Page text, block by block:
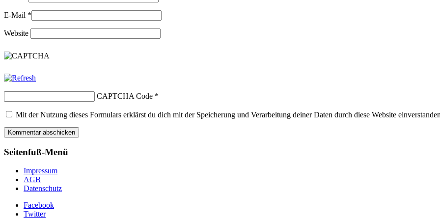
E-Mail *
Website
CAPTCHA Code *
Mit der Nutzung dieses Formulars erklärst du dich mit der Speicherung und Verarbeitung deiner Daten durch diese Website
Seitenfuß-Menü
Impressum
AGB
Datenschutz
Facebook
Twitter